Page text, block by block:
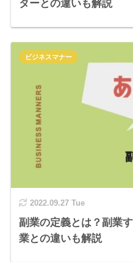
ターとの違いも解説
2022.09.27 Tue
副業の定義とは？副業
業との違いも解説
ビジネスマナー